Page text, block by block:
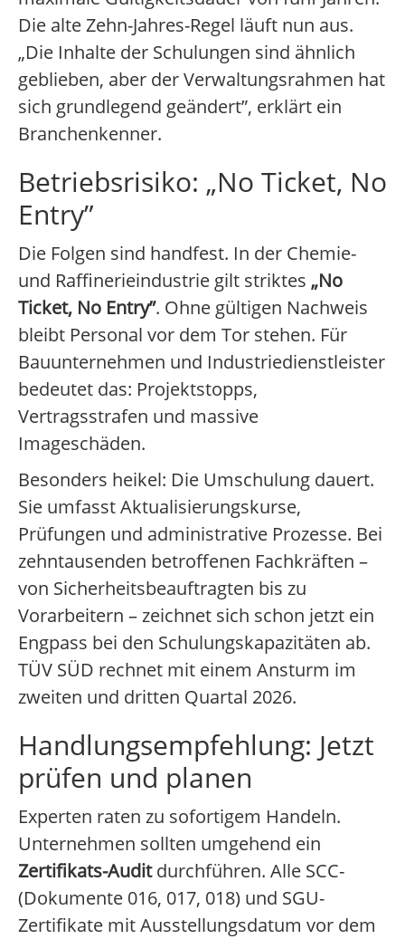
Die alte Zehn-Jahres-Regel läuft nun aus.
„Die Inhalte der Schulungen sind ähnlich
geblieben, aber der Verwaltungsrahmen hat
sich grundlegend geändert”, erklärt ein
Branchenkenner.
Betriebsrisiko: „No Ticket, No
Entry”
Die Folgen sind handfest. In der Chemie-
und Raffinerieindustrie gilt striktes „No
Ticket, No Entry”. Ohne gültigen Nachweis
bleibt Personal vor dem Tor stehen. Für
Bauunternehmen und Industriedienstleister
bedeutet das: Projektstopps,
Vertragsstrafen und massive
Imageschäden.
Besonders heikel: Die Umschulung dauert.
Sie umfasst Aktualisierungskurse,
Prüfungen und administrative Prozesse. Bei
zehntausenden betroffenen Fachkräften –
von Sicherheitsbeauftragten bis zu
Vorarbeitern – zeichnet sich schon jetzt ein
Engpass bei den Schulungskapazitäten ab.
TÜV SÜD rechnet mit einem Ansturm im
zweiten und dritten Quartal 2026.
Handlungsempfehlung: Jetzt
prüfen und planen
Experten raten zu sofortigem Handeln.
Unternehmen sollten umgehend ein
Zertifikats-Auditdurchführen. Alle SCC-
(Dokumente 016, 017, 018) und SGU-
Zertifikate mit Ausstellungsdatum vor dem